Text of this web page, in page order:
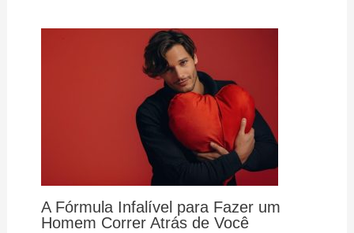
A Fórmula Infalível para Fazer um
Homem Correr Atrás de Você